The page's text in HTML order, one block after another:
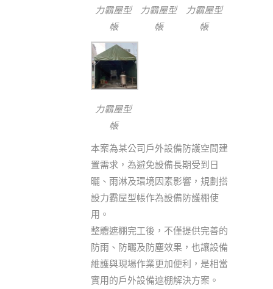
力霸屋型
帳
力霸屋型
帳
力霸屋型
帳
力霸屋型
帳
本案為某公司戶外設備防護空間建
置需求，為避免設備長期受到日
曬、雨淋及環境因素影響，規劃搭
設力霸屋型帳作為設備防護棚使
用。
整體遮棚完工後，不僅提供完善的
防雨、防曬及防塵效果，也讓設備
維護與現場作業更加便利，是相當
實用的戶外設備遮棚解決方案。